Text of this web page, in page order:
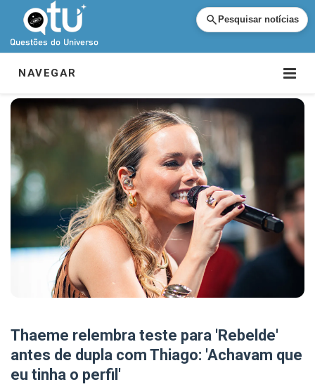
Pesquisar notícias
NAVEGAR
Thaeme relembra teste para 'Rebelde'
antes de dupla com Thiago: 'Achavam que
eu tinha o perfil'